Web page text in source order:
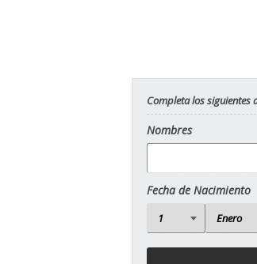
Completa los siguientes
Nombres
Fecha de Nacimiento